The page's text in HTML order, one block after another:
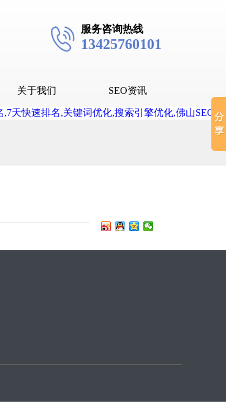
服务咨询热线
13425760101
关于我们 SEO资讯